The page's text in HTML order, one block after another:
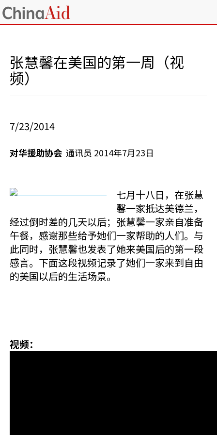
张慧馨在美国的第一周（视
频）
7/23/2014
对华援助协会 通讯员 2014年7月23日
七月十八日，在张慧
馨一家抵达美德兰，
经过倒时差的几天以后；张慧馨一家亲自准备
午餐，感谢那些给予她们一家帮助的人们。与
此同时，张慧馨也发表了她来美国后的第一段
感言。下面这段视频记录了她们一家来到自由
的美国以后的生活场景。
视频：